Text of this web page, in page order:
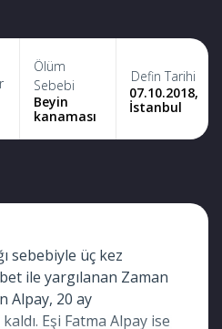
Ölüm
Sebebi
Beyin
kanaması
Defin Tarihi
07.10.2018,
İstanbul
sebebiyle üç kez
ile yargılanan Zaman
Alpay, 20 ay
Eşi Fatma Alpay ise